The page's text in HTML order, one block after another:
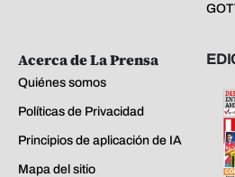
Acerca de La Prensa
Quiénes somos
Políticas de Privacidad
Principios de aplicación de IA
Mapa del sitio